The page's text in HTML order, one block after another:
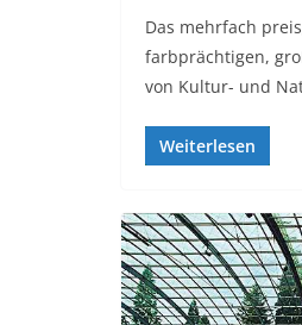
Das mehrfach
farbprächtigen,
von Kultur- und
Weiterlesen